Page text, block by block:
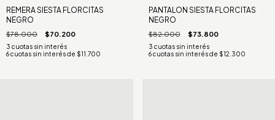
REMERA SIESTA FLORCITAS
NEGRO
$78.000 $70.200
6cuotas sin interés de $11.700
PANTALON SIESTA FLORCITAS
NEGRO
$82.000 $73.800
6 cuotas sin interés de $12.300